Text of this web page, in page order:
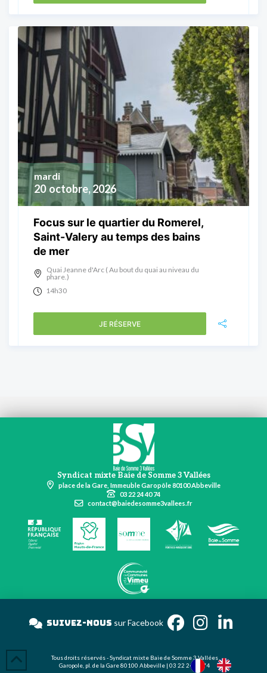
20 octobre, 2026
mardi
Focus sur le quartier du Romerel,
Saint-Valery au temps des bains
de mer
Quai Jeanne d'Arc ( Au bout du quai au niveau du
phare.)
14h30
JE RÉSERVE
Syndicat mixte Baie de Somme 3 Vallées
place de la Gare, Immeuble Garopôle 80100 Abbeville
03 22 24 40 74
contact@baiedesomme3vallees.fr
Suivez-noussur Face
Tous droits réservés - Syndicat mixte Baie de Somme 3 Vallées
Garopole, pl. de la Gare 80100 Abbeville | 03 22 24 40 74